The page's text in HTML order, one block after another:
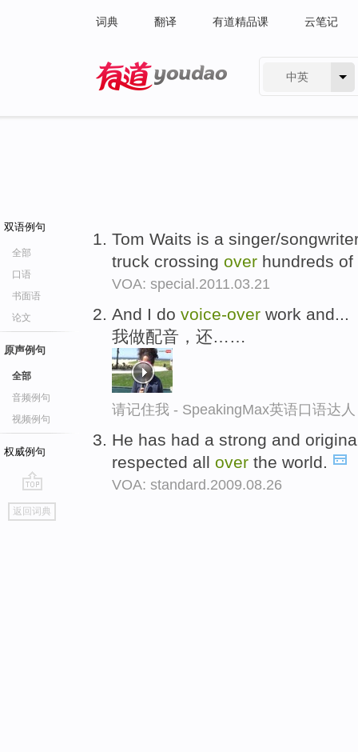
词典 翻译 有道精品课 云笔记
中英
双语例句
全部
口语
书面语
论文
原声例句
全部
音频例句
视频例句
权威例句
go
top
返回词典
Tom Waits is a singer/
truck crossing over hundreds
VOA: special.2011.03.21
And I do voice-over work and...
我做配音，还……
请记住我 - SpeakingMax英语口语达人
He has had a strong and
respected all over the world.
VOA: standard.2009.08.26